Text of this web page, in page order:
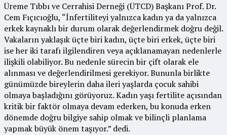
Üreme Tıbbı ve Cerrahisi Derneği (ÜTCD) Başkanı Prof. Dr.
Cem Fıçıcıoğlu, “İnfertiliteyi yalnızca kadın ya da yalnızca
erkek kaynaklı bir durum olarak değerlendirmek doğru değil.
Vakaların yaklaşık üçte biri kadın, üçte biri erkek, üçte biri
ise her iki tarafı ilgilendiren veya açıklanamayan nedenlerle
ilişkili olabiliyor. Bu nedenle sürecin bir çift olarak ele
alınması ve değerlendirilmesi gerekiyor. Bununla birlikte
günümüzde bireylerin daha ileri yaşlarda çocuk sahibi
olmaya başladığını görüyoruz. Kadın yaşı fertilite açısından
kritik bir faktör olmaya devam ederken, bu konuda erken
dönemde doğru bilgiye sahip olmak ve bilinçli planlama
yapmak büyük önem taşıyor.” dedi.